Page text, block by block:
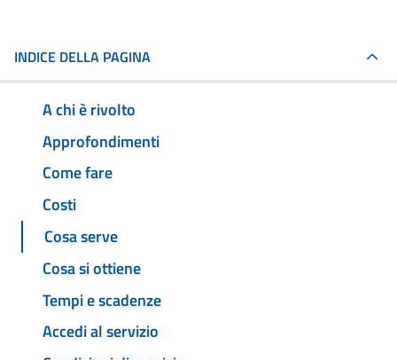
INDICE DELLA PAGINA
A chi è rivolto
Approfondimenti
Come fare
Costi
Cosa serve
Cosa si ottiene
Tempi e scadenze
Accedi al servizio